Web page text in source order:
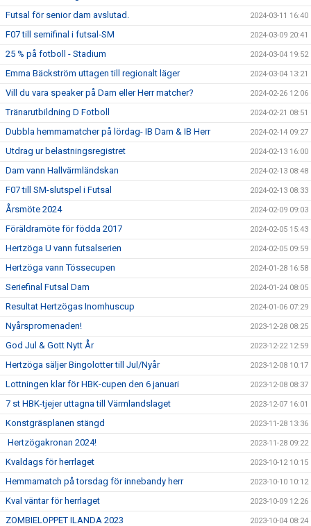
Futsal för senior dam avslutad. 2024-03-11 16:40
F07 till semifinal i futsal-SM 2024-03-09 20:41
25 % på fotboll - Stadium 2024-03-04 19:52
Emma Bäckström uttagen till regionalt läger 2024-03-04 13:21
Vill du vara speaker på Dam eller Herr matcher? 2024-02-26 12:06
Tränarutbildning D Fotboll 2024-02-21 08:51
Dubbla hemmamatcher på lördag- IB Dam & IB Herr 2024-02-14 09:27
Utdrag ur belastningsregistret 2024-02-13 16:00
Dam vann Hallvärmländskan 2024-02-13 08:48
F07 till SM-slutspel i Futsal 2024-02-13 08:33
Årsmöte 2024 2024-02-09 09:03
Föräldramöte för födda 2017 2024-02-05 15:43
Hertzöga U vann futsalserien 2024-02-05 09:59
Hertzöga vann Tössecupen 2024-01-28 16:58
Seriefinal Futsal Dam 2024-01-24 08:05
Resultat Hertzögas Inomhuscup 2024-01-06 07:29
Nyårspromenaden! 2023-12-28 08:25
God Jul & Gott Nytt År 2023-12-22 12:59
Hertzöga säljer Bingolotter till Jul/Nyår 2023-12-08 10:17
Lottningen klar för HBK-cupen den 6 januari 2023-12-08 08:37
7 st HBK-tjejer uttagna till Värmlandslaget 2023-12-07 16:01
Konstgräsplanen stängd 2023-11-28 13:36
Hertzögakronan 2024! 2023-11-28 09:22
Kvaldags för herrlaget 2023-10-12 10:15
Hemmamatch på torsdag för innebandy herr 2023-10-10 10:12
Kval väntar för herrlaget 2023-10-09 12:26
ZOMBIELOPPET ILANDA 2023 2023-10-04 08:24